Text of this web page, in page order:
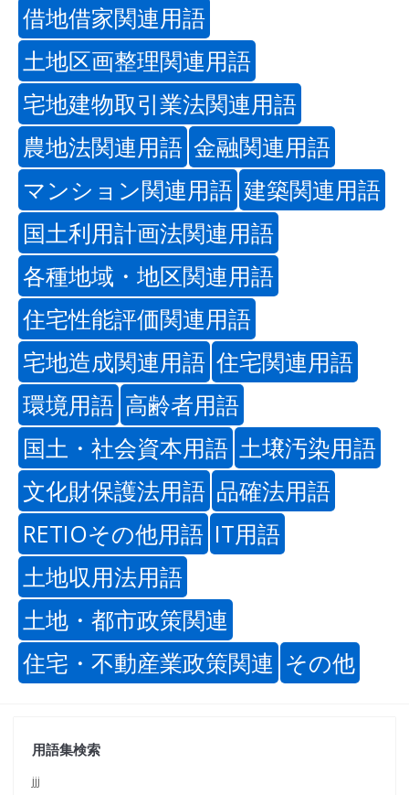
借地借家関連用語
土地区画整理関連用語
宅地建物取引業法関連用語
農地法関連用語 金融関連用語
マンション関連用語 建築関連用語
国土利用計画法関連用語
各種地域・地区関連用語
住宅性能評価関連用語
宅地造成関連用語 住宅関連用語
環境用語 高齢者用語
国土・社会資本用語 土壌汚染用語
文化財保護法用語 品確法用語
RETIOその他用語 IT用語
土地収用法用語
土地・都市政策関連
住宅・不動産業政策関連 その他
用語集検索
jjj